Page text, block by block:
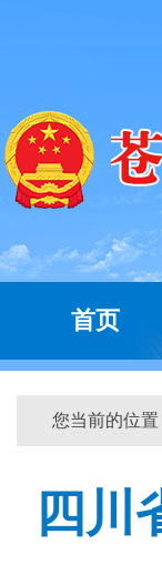
首页
您当前的位置
四川